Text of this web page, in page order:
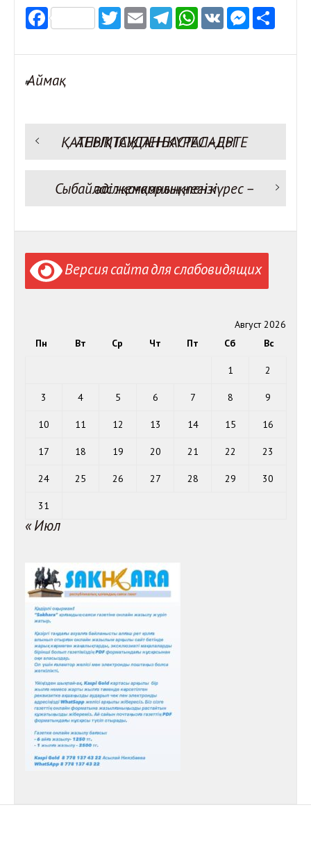
FacebookTwitter
EmailTelegram
WhatsApp
VK
#Аймақ
Навигация
записям
Предыдущая запись:
ҚАТЕРЛІ ІСІКПЕН КҮРЕС – ЕРТЕ АНЫҚТАУДАН БАСТАЛАДЫ
Следующая запись:Сыбайлас жемқорлықпен күрес – әділ қоғамның негізі
Версия сайта для слабовидящих
Август 2026
Пн
Вт Ср Чт Пт Сб Вс
1 2
3 4 5 6 7 8 9
10 11 12 13 14 15 16
17 18 19 20 21 22 23
24 25 26 27 28 29 30
31
« Июл